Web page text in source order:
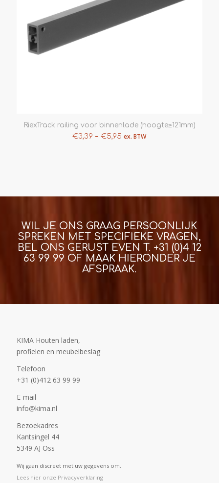
RiexTrack railing voor binnenlade (hoogte≥121mm)
€3,39 –€5,95 ex. BTW
WIL JE ONS GRAAG PERSOONLIJK
SPREKEN MET SPECIFIEKE VRAGEN,
BEL ONS GERUST EVEN T. +31 (0)4 12
63 99 99 OF MAAK HIERONDER JE
AFSPRAAK.
KIMA Houten laden,
profielen en meubelbeslag
Telefoon
+31 (0)412 63 99 99
E-mail
info@kima.nl
Bezoekadres
Kantsingel 44
5349 AJ Oss
Wij gaan discreet met uw gegevens om.
Lees hier onze Privacyverklaring